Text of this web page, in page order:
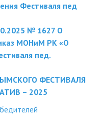
Фестиваля пед
№ 1627 О
МОНиМ РК «О
пед.
ФЕСТИВАЛЯ
– 2025